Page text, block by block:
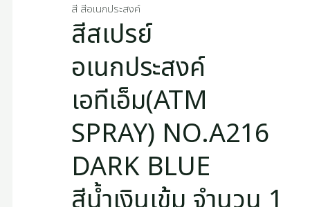
สี สีอเนกประสงค์
สีสเปรย์
อเนกประสงค์
เอทีเอ็ม(ATM
SPRAY) NO.A216
DARK BLUE